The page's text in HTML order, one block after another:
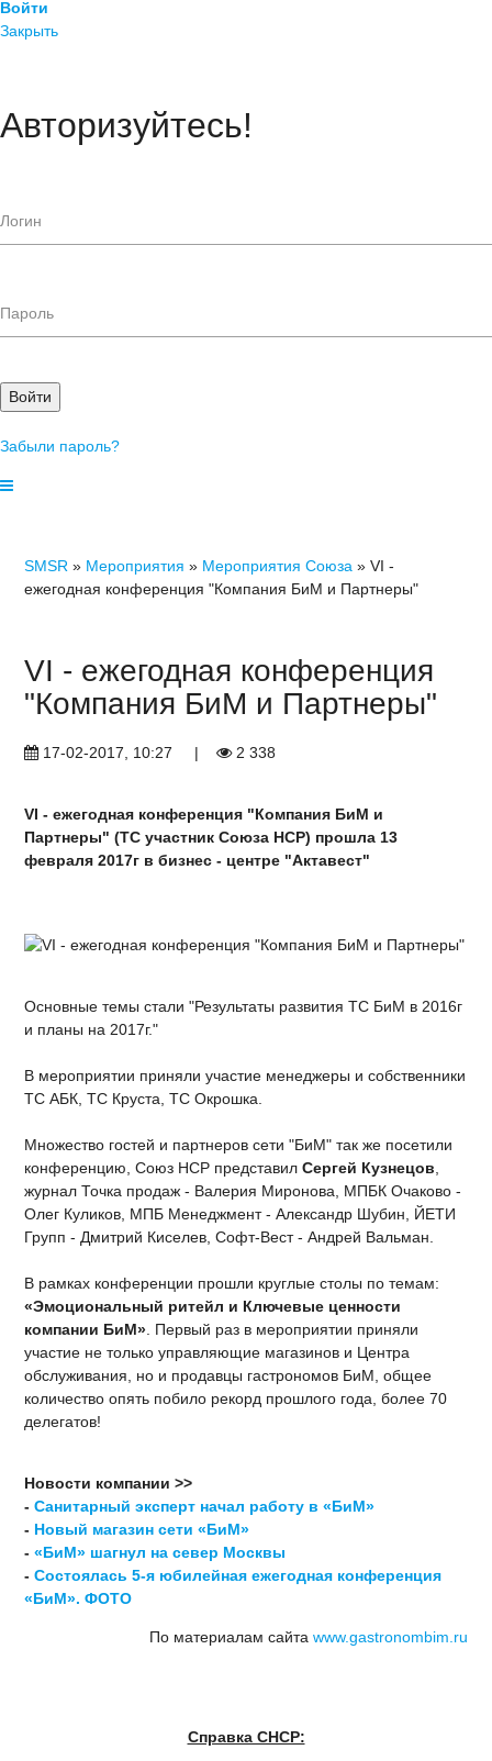
Войти
Закрыть
Авторизуйтесь!
Войти
Забыли пароль?
SMSR » Мероприятия » Мероприятия Союза » VI -
ежегодная конференция "Компания БиМ и Партнеры"
VI - ежегодная конференция
"Компания БиМ и Партнеры"
17-02-2017, 10:27 | 2 338
VI - ежегодная конференция "Компания БиМ и
Партнеры" (ТС участник Союза НСР) прошла 13
февраля 2017г в бизнес - центре "Актавест"
Основные темы стали "Результаты развития ТС БиМ в 2016г
и планы на 2017г."
В мероприятии приняли участие менеджеры и собственники
ТС АБК, ТС Круста, ТС Окрошка.
Множество гостей и партнеров сети "БиМ" так же посетили
конференцию, Союз НСР представилСергей Кузнецов,
журнал Точка продаж - Валерия Миронова, МПБК Очаково -
Олег Куликов, МПБ Менеджмент - Александр Шубин, ЙЕТИ
Групп - Дмитрий Киселев, Софт-Вест - Андрей Вальман.
В рамках конференции прошли круглые столы по темам:
«Эмоциональный ритейл и Ключевые ценности
компании БиМ». Первый раз в мероприятии приняли
участие не только управляющие магазинов и Центра
обслуживания, но и продавцы гастрономов БиМ, общее
количество опять побило рекорд прошлого года, более 70
делегатов!
Новости компании >>
-Санитарный эксперт начал работу в «БиМ»
- Новый магазин сети «БиМ»
-«БиМ» шагнул на север Москвы
-Состоялась 5-я юбилейная ежегодная конференция
«БиМ». ФОТО
По материалам сайта www.gastronombim.ru
Справка СНСР: